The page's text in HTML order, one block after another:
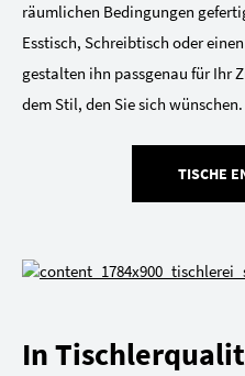
räumlichen Bedingungen
Esstisch, Schreibtisch oder
gestalten ihn passgenau für Ihr
dem Stil, den Sie sich wünschen.
TISCHE
In